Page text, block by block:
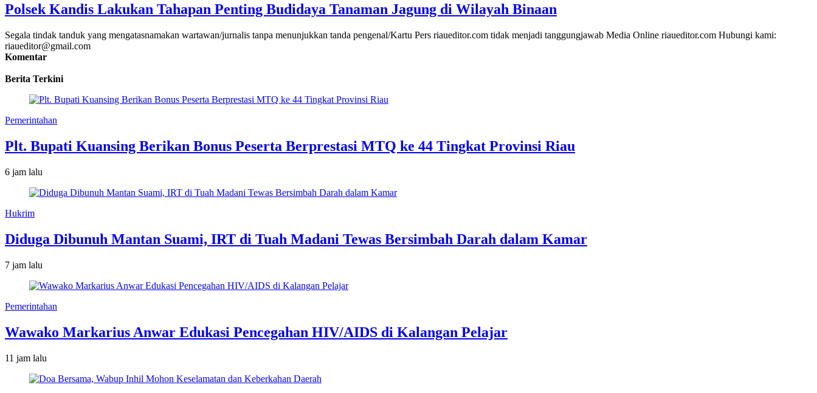
Polsek Kandis Lakukan Tahapan Penting Budidaya Tanaman Jagung di Wilayah Binaan
Segala tindak tanduk yang mengatasnamakan wartawan/jurnalis tanpa menunjukkan tanda pengenal/Kartu Pers riaueditor.com tidak menjadi tanggungjawab Media Online riaueditor.com Hubungi kami:
riaueditor@gmail.com
Komentar
Berita Terkini
Pemerintahan
Plt. Bupati Kuansing Berikan Bonus Peserta Berprestasi MTQ ke 44 Tingkat Provinsi Riau
6 jam lalu
Hukrim
Diduga Dibunuh Mantan Suami, IRT di Tuah Madani Tewas Bersimbah Darah dalam Kamar
7 jam lalu
Pemerintahan
Wawako Markarius Anwar Edukasi Pencegahan HIV/AIDS di Kalangan Pelajar
11 jam lalu